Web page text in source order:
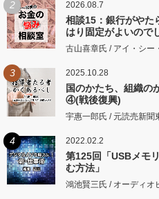
2 2026.08.7
相談15：銀行がやた
はり固定がよいので
古山喜章氏 / アイ・シー
3 2025.10.28
国のかたち、組織
④(戦後復興)
宇惠一郎氏 / 元読売新聞
4 2022.02.2
第125回「USBメモ
む方法」
鴻池賢三氏 / オーディ